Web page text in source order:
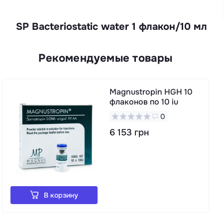
SP Bacteriostatic water 1 флакон/10 мл
Рекомендуемые товары
Magnustropin HGH 10
флаконов по 10 iu
0
6 153 грн
В корзину